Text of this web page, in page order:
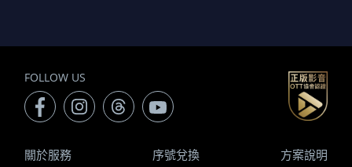
FOLLOW US
關於服務 序號兌換 方案說明